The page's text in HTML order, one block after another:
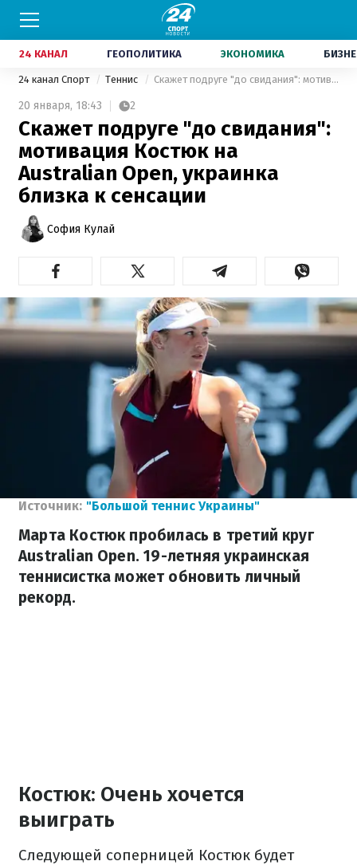
24 КАНАЛ ГЕОПОЛИТИКА ЭКОНОМИКА
24 канал Спорт Теннис Скажет подруге "до свидания": мотивация Костюк на Australian Open, украинка близка к сенсации
20 января, 18:43 2
Скажет подруге "до свидания":
мотивация Костюк на
Australian Open, украинка
близка к сенсации
София Кулай
Источник: "Большой теннис Украины"
Марта Костюк пробилась в третий круг
Australian Open. 19-летняя украинская
теннисистка может обновить личный
рекорд.
Костюк: Очень хочется
выиграть
Следующей соперницей Костюк будет